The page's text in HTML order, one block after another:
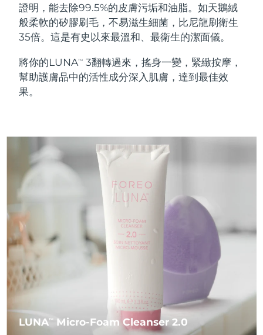
證明，能去除99.5%的皮膚污垢和油脂。如天鵝絨
般柔軟的矽膠刷毛，不易滋生細菌，比尼龍刷衛生
35倍。這是有史以來最溫和、最衛生的潔面儀。
將你的LUNATM
3翻轉過來，搖身一變，緊緻按摩，
幫助護膚品中的活性成分深入肌膚，達到最佳效
果。
LUNATM Micro-Foam Cleanser 2.0
LUNA™ 4 套裝
Anti-aging massage
LUNA™ 4 Plus
Massage, LED heating
For men, anti-aging massage
LUNA™ 4 mini
For young skin, T-zone
LUNA™ 4 go
For travel or gym bag
LUNA™護膚
Premium cleansers & balm
BEAR™ 2 套裝
Microcurrent toning
BEAR™ 2 go
Microcurrent toning on-the-go
Microcurrent line smoothing device
面部提拉護理
Premium anti-aging skincare
BEAR™ 設備
All premium facelift devices
UFO™ 3 套裝
Near-infrared and red light therapy
device
UFO™ 3 mini
Red light therapy device for young skin
UFO™ 3 go
Portable red light therapy
Rejuvenation & hydration
issa™ 4
issa™ 4 plus
Smart hybrid silicone sonic toothbrush
issa™ 4 smile
Hybrid silicone sonic toothbrush
issa™ 4 baby
For ages 0-3
issa™ Teeth Whitening Set
Dual LED + sonic device & 18% PAP gel
FAQ™ 抗老護理
抗老
FAQ™ 101
Clinical anti-aging
FAQ™ 102
Advanced clinical anti-aging
FAQ™ 103
Luxurious clinical anti-aging set
LED 護理
FAQ™ 201
LED mask
FAQ™ 202
LED mask
FAQ™ 211
Anti-aging neck & décolleté LED mask
生髮
FAQ™ 301
LED hair strengthening scalp massager
FAQ™ Scalp Serum
Scalp recovery probiotic serum
肌膚年輕化
NEW
FAQ™ 501
Full-Spectrum Red Light Therapy
FAQ™ 502
Full-Spectrum Red Light Therapy
NEW
百慕達 預計送達日期8/16/26
波士尼亞與赫塞哥維納 預計送達日期8/13/26
汶萊 預計送達日期8/15/26
保加利亞
智利 預計送達日期
中國
哥倫比亞 預計送達日期
克羅埃西亞 8/10/26
賽普勒斯 預計送達日期8/11/26
捷克 預計送達日期
丹麥 預計送達日期8/10/26